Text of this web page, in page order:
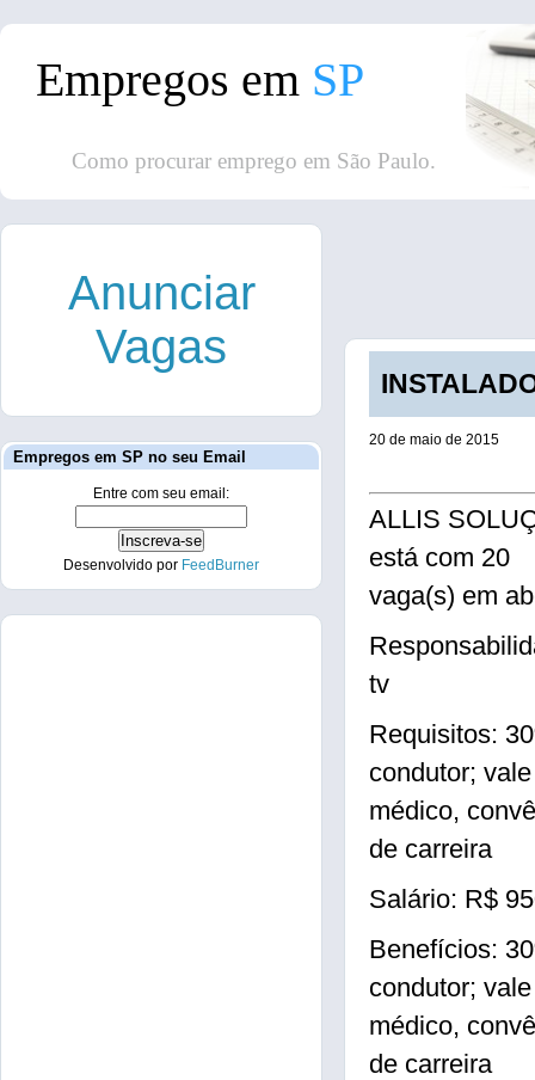
Empregos em SP
Como procurar emprego em São Paulo.
20 de maio de 2015
ALLIS
está com 20
vaga(s) em
tv
Requisitos:
condutor;
médico,
de carreira
Salário: R$
Benefícios:
condutor;
médico,
de carreira
Anunciar
Vagas
Empregos em SP no seu Email
Entre com seu email:
Desenvolvido por FeedBurner